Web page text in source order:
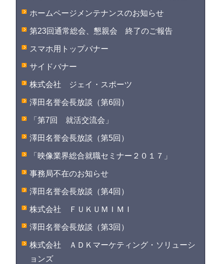
ホームページメンテナンスのお知らせ
第23回通常総会、懇親会 終了のご報告
スマホ用トップバナー
サイドバナー
株式会社 ジェイ・スポーツ
澤田名誉会長放談（第6回）
「第7回 就活交流会」
澤田名誉会長放談（第5回）
「映像業界総合就職セミナー２０１７」
事務局不在のお知らせ
澤田名誉会長放談（第4回）
株式会社 ＦＵＫＵＭＩＭＩ
澤田名誉会長放談（第3回）
株式会社 ＡＤＫマーケティング・ソリューシ
ョンズ